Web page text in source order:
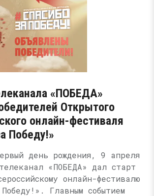
«ПОБЕДА»
Открытого
онлайн-фестиваля
Победу!»
день рождения, 9 апреля
«ПОБЕДА» дал старт
онлайн-фестивалю
Главным событием